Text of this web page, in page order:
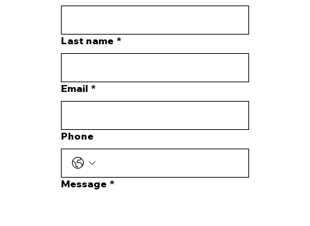
Last name *
Email *
Phone
Message *